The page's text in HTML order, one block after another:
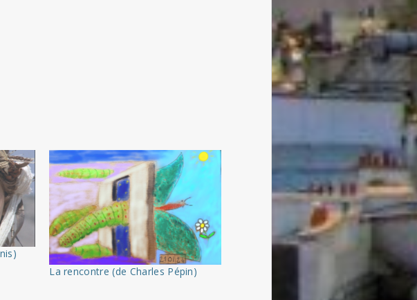
La rencontre (de Charles Pépin)